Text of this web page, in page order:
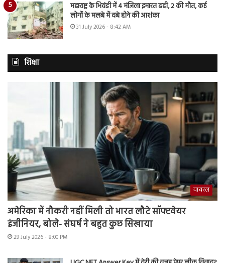
महाराष्ट्र के भिवंडी में 4 मंजिला इमारत ढही, 2 की मौत, कई
लोगों के मलबे में दबे होने की आशंका
31 July 2026 - 8:42 AM
शिक्षा
वायरल
अमेरिका में नौकरी नहीं मिली तो भारत लौटे सॉफ्टवेयर
इंजीनियर, बोले- संघर्ष ने बहुत कुछ सिखाया
29 July 2026 - 8:00 PM